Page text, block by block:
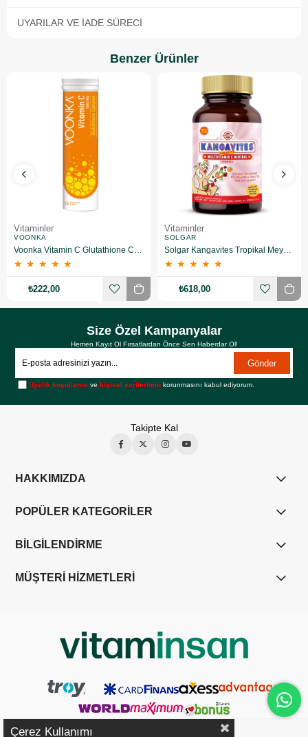
UYARILAR VE İADE SÜRECI
Benzer Ürünler
Vitaminler
VOONKA
Voonka Vitamin C Glutathione Complex Efervesan 15 Tablet
★ ★ ★ ★ ★
₺222,00
Vitaminler
SOLGAR
Solgar Kangavites Tropikal Meyve Aromalı 60 Tablet
★ ★ ★ ★ ★
₺618,00
Size Özel Kampanyalar
Hemen Kayıt Ol Fırsatlardan Önce Sen Haberdar Ol!
Gönder
Üyelik koşullarını vekişisel verilerimin korunmasını kabul ediyorum.
Takipte Kal
HAKKIMIZDA
POPÜLER KATEGORİLER
BİLGİLENDİRME
MÜŞTERİ HİZMETLERİ
Çerez Kullanımı